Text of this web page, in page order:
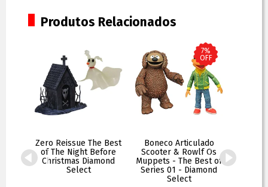
Produtos Relacionados
Zero Reissue The Best
of The Night Before
Christmas Diamond
Select
7%
OFF
Boneco Articulado
Scooter & Rowlf Os
Muppets - The Best of
Series 01 - Diamond
Select